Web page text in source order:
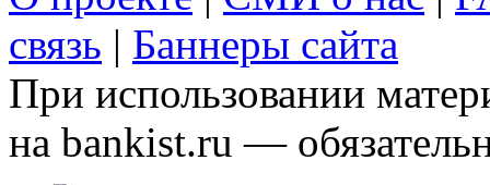
связь | Баннеры сайта
При использовании
на bankist.ru —